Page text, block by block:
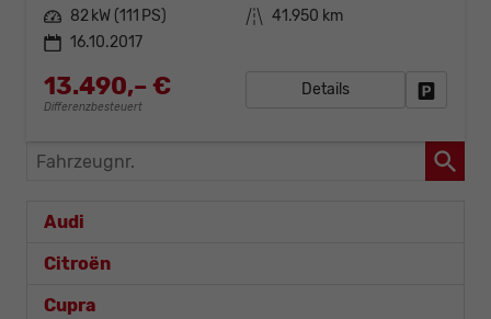
Leistung 82 kW (111 PS) Kilometerstand 41.950 km
16.10.2017
13.490,– €
Differenzbesteuert
Details
Fahrzeugnr.
Audi
Citroën
Cupra